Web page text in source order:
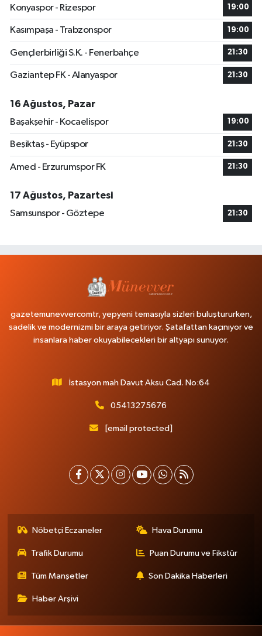
Konyaspor - Rizespor
19:00
Kasımpaşa - Trabzonspor 19:00
Gençlerbirliği S.K. - Fenerbahçe 21:30
Gaziantep FK - Alanyaspor 21:30
16 Ağustos, Pazar
Başakşehir - Kocaelispor
19:00
Beşiktaş - Eyüpspor 21:30
Amed - Erzurumspor FK 21:30
17 Ağustos, Pazartesi
Samsunspor - Göztepe
21:30
gazetemunevvercomtr, yepyeni temasıyla sizleri buluştururken,
sadelik ve modernizmi bir araya getiriyor. Şatafattan kaçınıyor ve
insanlara haber okuyabilecekleri bir altyapı sunuyor.
İstasyon mah Davut Aksu Cad. No:64
05413275676
[email protected]
Nöbetçi Eczaneler Hava Durumu
Trafik Durumu Puan Durumu ve Fikstür
Tüm Manşetler Son Dakika Haberleri
Haber Arşivi